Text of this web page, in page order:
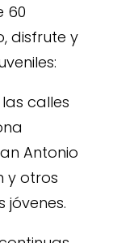
60
disfrute y
calles
Antonio
y otros
jóvenes.